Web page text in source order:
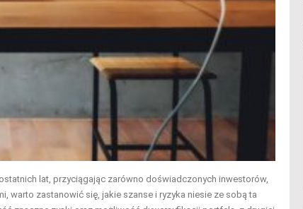
lat, przyciągając zarówno doświadczonych inwestorów,
warto zastanowić się, jakie szanse i ryzyka niesie ze sobą ta